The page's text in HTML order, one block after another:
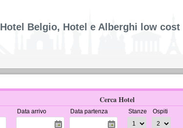
Hotel Belgio, Hotel e Alberghi low cost
Cerca Hotel
Data arrivo Data partenza Stanze Ospiti